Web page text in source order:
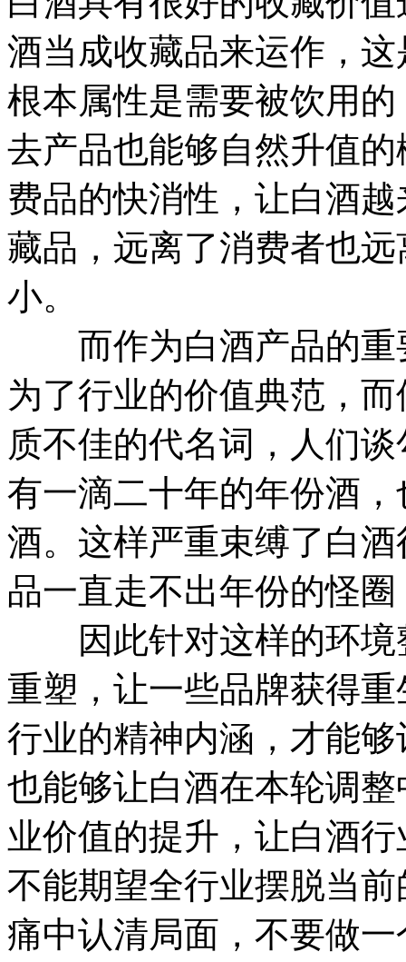
酒当成收藏品来运作，
根本属性是需要被饮用
去产品也能够自然升值
费品的快消性，让白酒
藏品，远离了消费者也
小。
而作为白酒产品的重
为了行业的价值典范，
质不佳的代名词，人们
有一滴二十年的年份酒
酒。这样严重束缚了白
品一直走不出年份的怪
因此针对这样的环境
重塑，让一些品牌获得
行业的精神内涵，才能
也能够让白酒在本轮调
业价值的提升，让白酒
不能期望全行业摆脱当
痛中认清局面，不要做